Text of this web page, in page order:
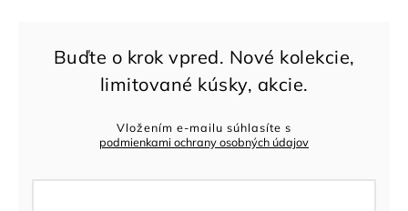
Vložením e-mailu súhlasíte s
podmienkami ochrany osobných údajov